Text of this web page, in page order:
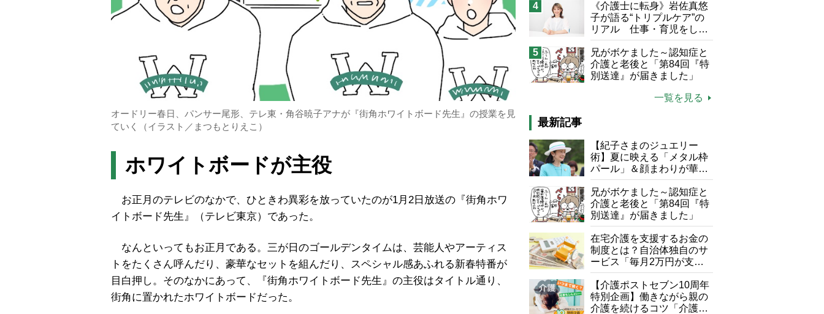
オードリー春日、パンサー尾形、テレ東・角谷暁子アナが『街角ホワイトボード先生』の授業を見
ていく（イラスト／まつもとりえこ）
ホワイトボードが主役
お正月のテレビのなかで、ひときわ異彩を放っていたのが1月 2 日放送の『街角ホワ
イトボード先生』（テレビ東京）であった。
なんといってもお正月である。三が日のゴールデンタイムは、芸能人やアーティス
トをたくさん呼んだり、豪華なセットを組んだり、スペシャル感あふれる新春特番が
目白押し。そのなかにあって、『街角ホワイトボード先生』の主役はタイトル通り、
街角に置かれたホワイトボードだった。
4
《介護士に転身》岩佐真悠
子が語る“トリプルケア”の
リアル 仕事・育児をしな
がら96歳の義祖母と同居し
て介護 プロだから言える
「家での介護は“雑”でも気
にしない」
5
兄がボケました～認知症と
介護と老後と「第84回『特
別送達』が届きました」
一覧を見る
最新記事
【紀子さまのジュエリー
術】夏に映える「メタル枠
パール」＆顔まわりが華や
ぐ「揺れる一粒」の使い分
け方
兄がボケました～認知症と
介護と老後と「第84回『特
別送達』が届きました」
在宅介護を支援するお金の
制度とは？自治体独自のサ
ービス「毎月2万円が支給
される」ケースも【FP解
説】
【介護ポストセブン10周年
特別企画】働きながら親の
介護を続けるコツ「介護は